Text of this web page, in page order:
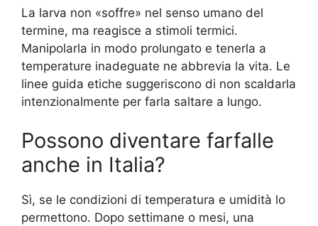
La larva non «soffre» nel senso umano del
termine, ma reagisce a stimoli termici.
Manipolarla in modo prolungato e tenerla a
temperature inadeguate ne abbrevia la vita. Le
linee guida etiche suggeriscono di non scaldarla
intenzionalmente per farla saltare a lungo.
Possono diventare farfalle
anche in Italia?
Sì, se le condizioni di temperatura e umidità lo
permettono. Dopo settimane o mesi, una